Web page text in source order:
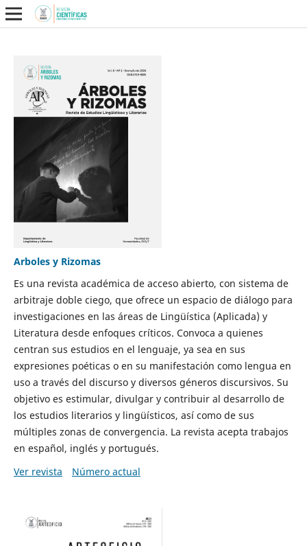
Arboles y Rizomas
Es una revista académica de acceso abierto, con sistema de
arbitraje doble ciego, que ofrece un espacio de diálogo para
investigaciones en las áreas de Lingüística (Aplicada) y
Literatura desde enfoques críticos. Convoca a quienes
centran sus estudios en el lenguaje, ya sea en sus
expresiones poéticas o en su manifestación como lengua en
uso a través del discurso y diversos géneros discursivos. Su
objetivo es estimular, divulgar y contribuir al desarrollo de
los estudios literarios y lingüísticos, así como de sus
múltiples zonas de convergencia. La revista acepta trabajos
en español, inglés y portugués.
Ver revista
Número actual